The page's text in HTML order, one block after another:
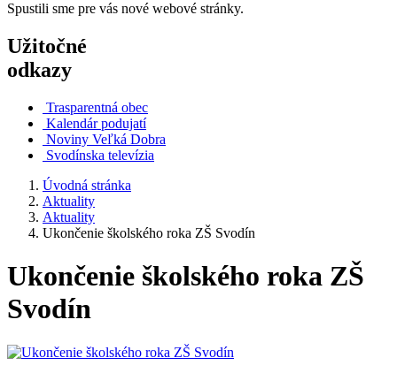
Spustili sme pre vás nové webové stránky.
Užitočné
odkazy
Trasparentná obec
Kalendár podujatí
Noviny Veľká Dobra
Svodínska televízia
Úvodná stránka
Aktuality
Aktuality
Ukončenie školského roka ZŠ Svodín
Ukončenie školského roka ZŠ
Svodín